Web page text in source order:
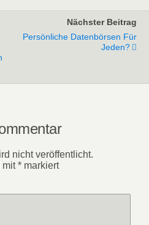
Nächster Beitrag
Persönliche Datenbörsen Für
Jeden?
nicht veröffentlicht.
mit* markiert